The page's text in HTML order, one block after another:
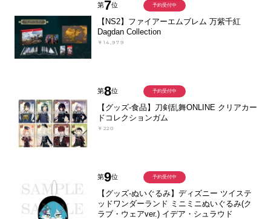
第7位
【NS2】ファイアーエムブレム 万紫千紅
Dagdan Collection
￥14,979
予約受付中
第8位
【グッズ-食品】刀剣乱舞ONLINE クリアカー
ドコレクションガム
￥220
予約受付中
第9位
【グッズ-ぬいぐるみ】ディズニー ツイステ
ッドワンダーランド ミニミニぬいぐるみ(ク
ラブ・ウェアver.) イデア・シュラウド
予約受付中